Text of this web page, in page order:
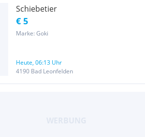
Schiebetier
€ 5
Marke: Goki
Heute, 06:13 Uhr
4190 Bad Leonfelden